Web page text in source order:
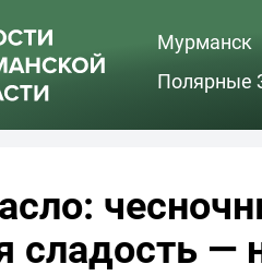
Мурманск
Полярные
сладость —